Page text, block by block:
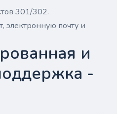
301/302.
электронную почту и
и
-